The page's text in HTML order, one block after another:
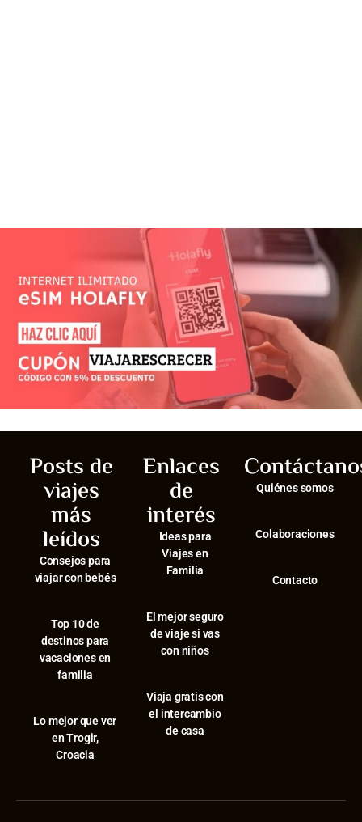
Posts de
viajes
más
leídos
Consejos para
viajar con bebés
⁠Top 10 de
destinos para
vacaciones en
familia
⁠Lo mejor que ver
en Trogir,
Croacia
Enlaces
de
interés
Ideas para
Viajes en
Familia
El mejor seguro
de viaje si vas
con niños
Viaja gratis con
el intercambio
de casa
Quiénes somos
Colaboraciones
Contacto